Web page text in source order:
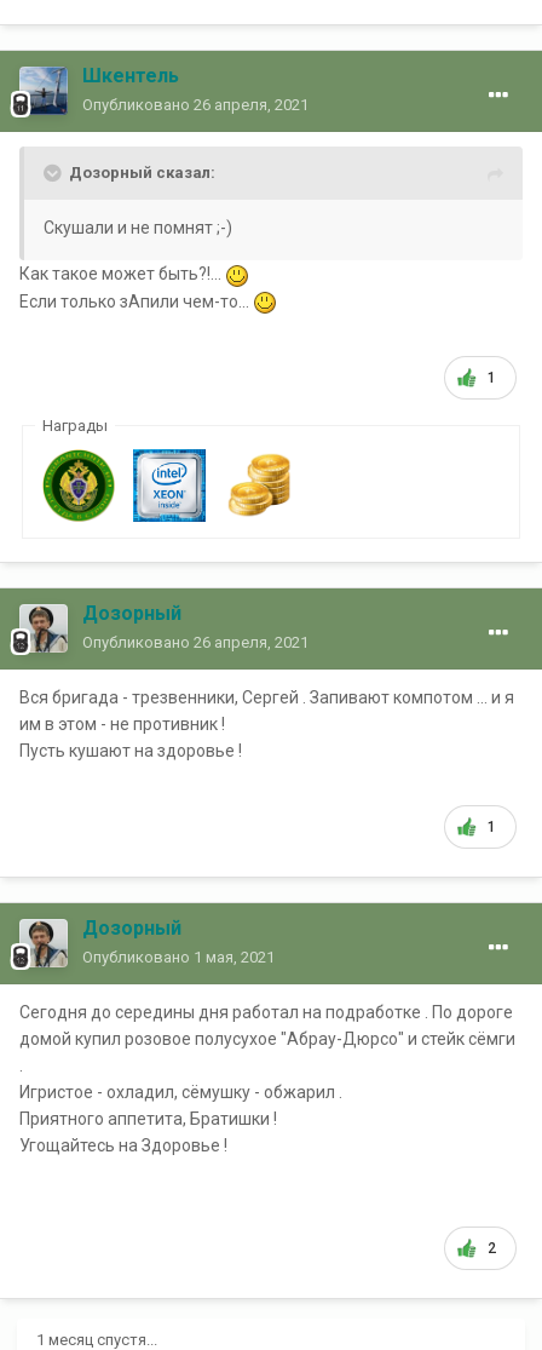
Шкентель
Опубликовано 26 апреля, 2021
Дозорный сказал:
Скушали и не помнят ;-)
Как такое может быть?!...
Если только зАпили чем-то...
1
Награды
Дозорный
Опубликовано 26 апреля, 2021
Вся бригада - трезвенники, Сергей . Запивают компотом ... и я
им в этом - не противник !
Пусть кушают на здоровье !
1
Дозорный
Опубликовано 1 мая, 2021
Сегодня до середины дня работал на подработке . По дороге
домой купил розовое полусухое "Абрау-Дюрсо" и стейк сёмги
Игристое - охладил, сёмушку - обжарил .
Приятного аппетита, Братишки !
Угощайтесь на Здоровье !
2
1 месяц спустя...